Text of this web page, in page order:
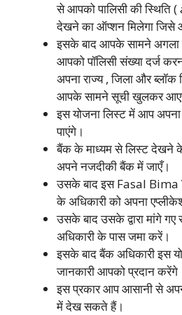
से आपको पालिसी की
देखने का ऑप्शन मिलेगा जिसे
इसके बाद आपके सामने अगला
आपको पॉलिसी संख्या दर्ज
अपना राज्य , जिला और
आपके सामने सूची खुलकर
इस योजना लिस्ट में आप
पाएंगे।
बैंक के माध्यम से लिस्ट देखने
अपने नजदीकी बैंक में जाएँ।
उसके बाद इस Fasal Bima
के अधिकारी को अपना
उसके बाद उसके द्वारा मांगे गए
अधिकारी के पास जमा करें।
इसके बाद बैंक अधिकारी इस
जानकारी आपको प्रदान
इस प्रकार आप आसानी से
में देख सकते हैं।